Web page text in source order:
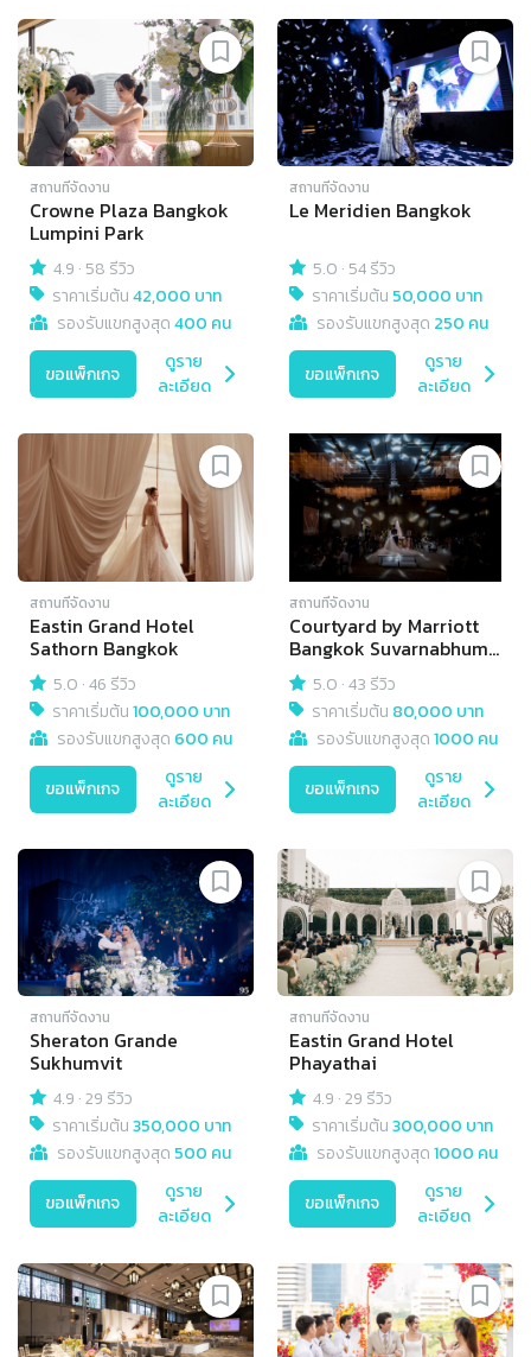
สถานที่จัดงาน
Crowne Plaza Bangkok
Lumpini Park
4.9 · 58 รีวิว
ราคาเริ่มต้น42,000 บาท
รองรับแขกสูงสุด400 คน
ขอแพ็กเกจ
ดูราย
ละเอียด
สถานที่จัดงาน
Le Meridien Bangkok
5.0 · 54 รีวิว
ราคาเริ่มต้น 50,000 บาท
รองรับแขกสูงสุด 250 คน
ขอแพ็กเกจ
ดูราย
ละเอียด
สถานที่จัดงาน
Eastin Grand Hotel
Sathorn Bangkok
5.0 ·46 รีวิว
ราคาเริ่มต้น100,000 บาท
รองรับแขกสูงสุด 600 คน
ขอแพ็กเกจ
ดูราย
ละเอียด
สถานที่จัดงาน
Courtyard by Marriott
Bangkok Suvarnabhumi
Airport
5.0 ·43 รีวิว
ราคาเริ่มต้น 80,000 บาท
รองรับแขกสูงสุด1000 คน
ขอแพ็กเกจ
ดูราย
ละเอียด
สถานที่จัดงาน
Sheraton Grande
Sukhumvit
4.9 ·29 รีวิว
ราคาเริ่มต้น350,000 บาท
รองรับแขกสูงสุด 500 คน
ขอแพ็กเกจ
ดูราย
ละเอียด
สถานที่จัดงาน
Eastin Grand Hotel
Phayathai
4.9 ·29 รีวิว
ราคาเริ่มต้น300,000 บาท
รองรับแขกสูงสุด1000 คน
ขอแพ็กเกจ
ดูราย
ละเอียด